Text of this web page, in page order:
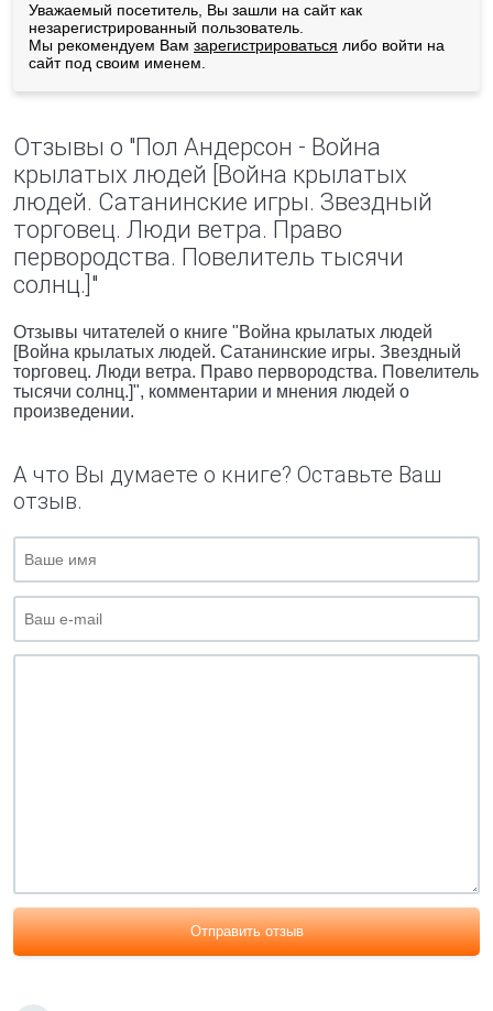
Уважаемый посетитель, Вы зашли на сайт как
незарегистрированный пользователь.
Мы рекомендуем Вам зарегистрироваться либо войти на
сайт под своим именем.
Отзывы о "Пол Андерсон - Война
крылатых людей [Война крылатых
людей. Сатанинские игры. Звездный
торговец. Люди ветра. Право
первородства. Повелитель тысячи
солнц.]"
Отзывы читателей о книге "Война крылатых людей
[Война крылатых людей. Сатанинские игры. Звездный
торговец. Люди ветра. Право первородства. Повелитель
тысячи солнц.]", комментарии и мнения людей о
произведении.
А что Вы думаете о книге? Оставьте Ваш
отзыв.
Отправить отзыв